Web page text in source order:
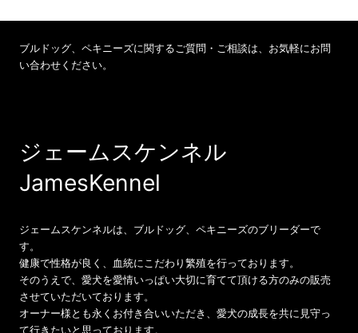
ブルドッグ、ペキニーズに関するご質問・ご相談は、お気軽にお問
い合わせください。
ジェームスケンネル
JamesKennel
ジェームスケンネルは、ブルドッグ、ペキニーズのブリーダーで
す。
健康で性格が良く、血統にこだわり繁殖を行っております。
そのうえで、愛犬を愛情いっぱい大切に育てて頂ける方のみの販売
させていただいております。
オーナー様とも永くお付き合いいただき、愛犬の成長を共に見守っ
て行きたいと思っております。